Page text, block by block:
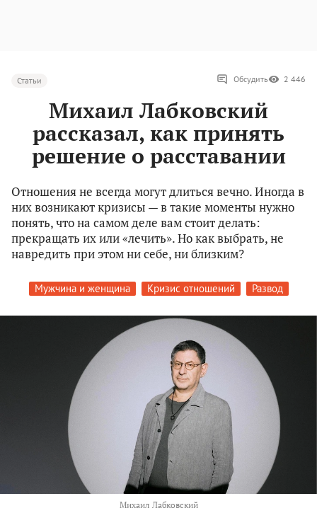
Статьи Обсудить 2 446
Михаил Лабковский
рассказал, как принять
решение о расставании
Отношения не всегда могут длиться вечно. Иногда в
них возникают кризисы — в такие моменты нужно
понять, что на самом деле вам стоит делать:
прекращать их или «лечить». Но как выбрать, не
навредить при этом ни себе, ни близким?
Мужчина и женщина Кризис отношений Развод
Михаил Лабковский